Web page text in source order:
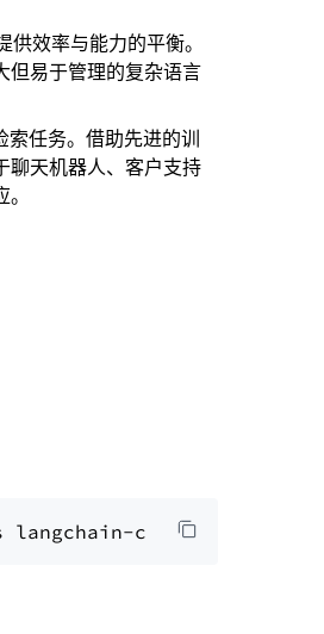
效率与能力的平衡。
但易于管理的复杂语言
任务。借助先进的训
聊天机器人、客户支持